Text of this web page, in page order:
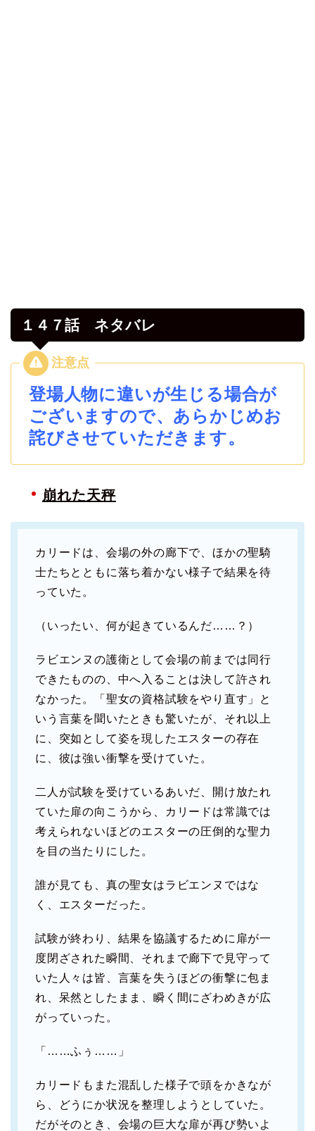
１４７話 ネタバレ
登場人物に違いが生じる場合が
ございますので、あらかじめお
詫びさせていただきます。
崩れた天秤
カリードは、会場の外の廊下で、ほかの聖騎
士たちとともに落ち着かない様子で結果を待
っていた。
（いったい、何が起きているんだ……？）
ラビエンヌの護衛として会場の前までは同行
できたものの、中へ入ることは決して許され
なかった。「聖女の資格試験をやり直す」と
いう言葉を聞いたときも驚いたが、それ以上
に、突如として姿を現したエスターの存在
に、彼は強い衝撃を受けていた。
二人が試験を受けているあいだ、開け放たれ
ていた扉の向こうから、カリードは常識では
考えられないほどのエスターの圧倒的な聖力
を目の当たりにした。
誰が見ても、真の聖女はラビエンヌではな
く、エスターだった。
試験が終わり、結果を協議するために扉が一
度閉ざされた瞬間、それまで廊下で見守って
いた人々は皆、言葉を失うほどの衝撃に包ま
れ、呆然としたまま、瞬く間にざわめきが広
がっていった。
「……ふぅ……」
カリードもまた混乱した様子で頭をかきなが
ら、どうにか状況を整理しようとしていた。
だがそのとき、会場の巨大な扉が再び勢いよ